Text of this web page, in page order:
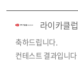
라이카클럽
축하드립니다.
컨테스트 결과입니다